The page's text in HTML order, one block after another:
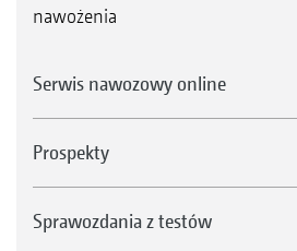
nawożenia
Serwis nawozowy online
Prospekty
Sprawozdania z testów